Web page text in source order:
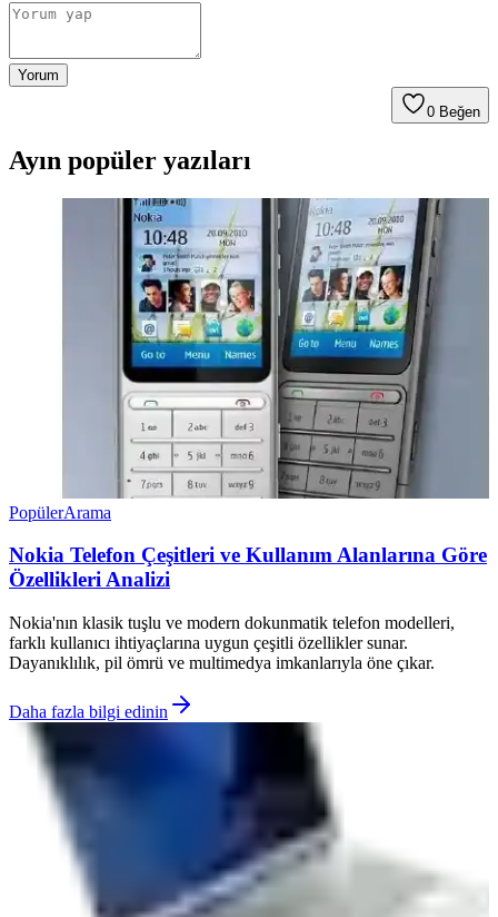
Yorum
0 Beğen
Ayın popüler yazıları
PopülerArama
Nokia Telefon Çeşitleri ve Kullanım Alanlarına Göre
Özellikleri Analizi
Nokia'nın klasik tuşlu ve modern dokunmatik telefon modelleri,
farklı kullanıcı ihtiyaçlarına uygun çeşitli özellikler sunar.
Dayanıklılık, pil ömrü ve multimedya imkanlarıyla öne çıkar.
Daha fazla bilgi edinin